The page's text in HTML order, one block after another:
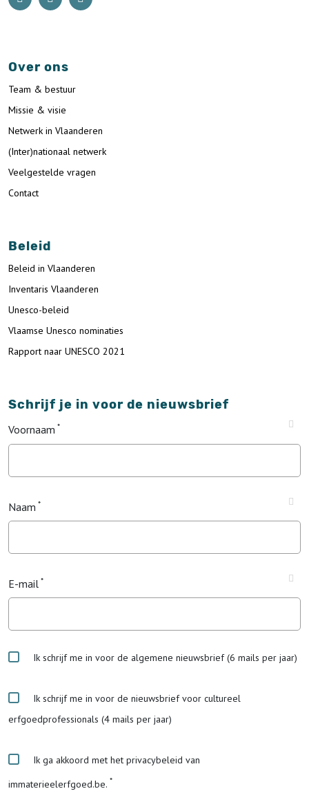
Over ons
Team & bestuur
Missie & visie
Netwerk in Vlaanderen
(Inter)nationaal netwerk
Veelgestelde vragen
Contact
Beleid
Beleid in Vlaanderen
Inventaris Vlaanderen
Unesco-beleid
Vlaamse Unesco nominaties
Rapport naar UNESCO 2021
Schrijf je in voor de nieuwsbrief
Voornaam
Naam
E-mail
Ik schrijf me in voor de algemene nieuwsbrief (6 mails per jaar)
Ik schrijf me in voor de nieuwsbrief voor cultureel
erfgoedprofessionals (4 mails per jaar)
Ik ga akkoord met het privacybeleid van
immaterieelerfgoed.be.